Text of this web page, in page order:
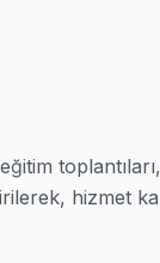
hizmet